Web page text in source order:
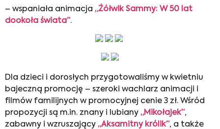
– wspaniała animacja „Żółwik Sammy: W 50 lat
dookoła świata”.
Dla dzieci i dorosłych przygotowaliśmy w kwietniu
bajeczną promocję – szeroki wachlarz animacji i
filmów familijnych w promocyjnej cenie 3 zł. Wśród
propozycji są m.in. znany i lubiany „Mikołajek”,
zabawny i wzruszający „Aksamitny królik”, a także